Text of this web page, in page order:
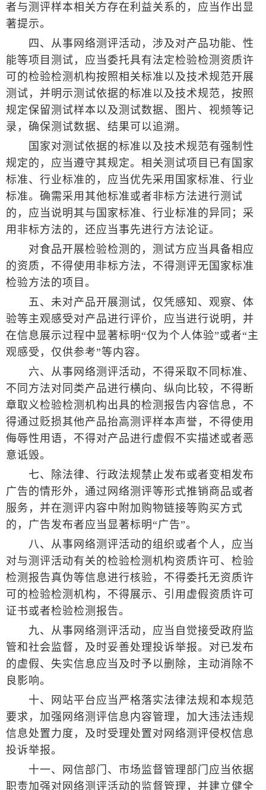
者与测评样本相关方存在利益关系的，应当作出显
著提示。
四、从事网络测评活动，涉及对产品功能、性
能等项目测试，应当委托具有法定检验检测资质许
可的检验检测机构按照相关标准以及技术规范开展
测试，并明示测试依据的标准以及技术规范，按照
规定保留测试样本以及测试数据、图片、视频等记
录，确保测试数据、结果可以追溯。
国家对测试依据的标准以及技术规范有强制性
规定的，应当遵守其规定。相关测试项目已有国家
标准、行业标准的，应当优先采用国家标准、行业
标准。确需采用其他标准或者非标方法进行测试
的，应当说明其与国家标准、行业标准的异同；采
用非标方法的，还应当事先进行方法论证。
对食品开展检验检测的，测试方应当具备相应
的资质，不得使用非标方法，不得测评无国家标准
检验方法的项目。
五、未对产品开展测试，仅凭感知、观察、体
验等主观感受对产品进行评价，应当进行说明，并
在信息展示过程中显著标明“仅为个人体验”或者“主
观感受，仅供参考”等内容。
六、从事网络测评活动，不得采取不同标准、
不同方法对同类产品进行横向、纵向比较，不得断
章取义检验检测机构出具的检测报告内容信息，不
得通过贬损其他产品抬高测评样本声誉，不得使用
侮辱性用语，不得对产品进行虚假不实描述或者恶
意诋毁。
七、除法律、行政法规禁止发布或者变相发布
广告的情形外，通过网络测评等形式推销商品或者
服务，并在测评内容中附加购物链接等购买方式
的，广告发布者应当显著标明“广告”。
八、从事网络测评活动的组织或者个人，应当
对与测评活动有关的检验检测机构资质许可、检验
检测报告真伪等信息进行核验，不得委托无资质许
可的检验检测机构，不得展示、引用虚假资质许可
证书或者检验检测报告。
九、从事网络测评活动，应当自觉接受政府监
管和社会监督，及时妥善处理投诉举报。对已发布
的虚假、失实信息应当及时予以删除，主动消除不
良影响。
十、网站平台应当严格落实法律法规和本规范
要求，加强网络测评信息内容管理，加大违法违规
信息处置力度，及时受理处置对网络测评侵权信息
投诉举报。
十一、网信部门、市场监督管理部门应当依据
职责加强对网络测评活动的监督管理，并建立健全